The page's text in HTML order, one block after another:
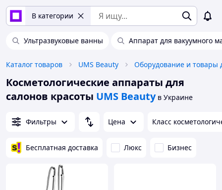
В категории
Ультразвуковые ванны Аппарат для вакуумного
Каталог товаров UMS Beauty
Косметологические аппараты для
салонов красоты UMS Beauty в Украине
Фильтры Цена Класс
Бесплатная доставка Люкс Бизнес